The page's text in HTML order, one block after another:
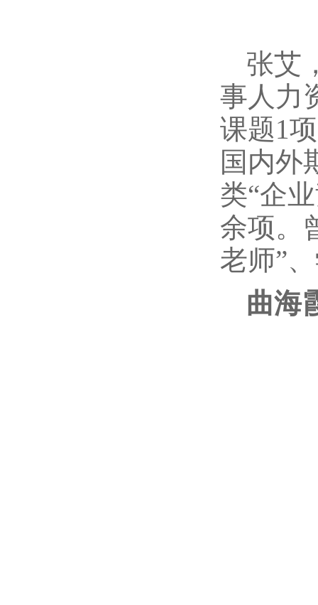
张艾
事人力
课题1
国内外
类“企
余项。
老师”
曲海